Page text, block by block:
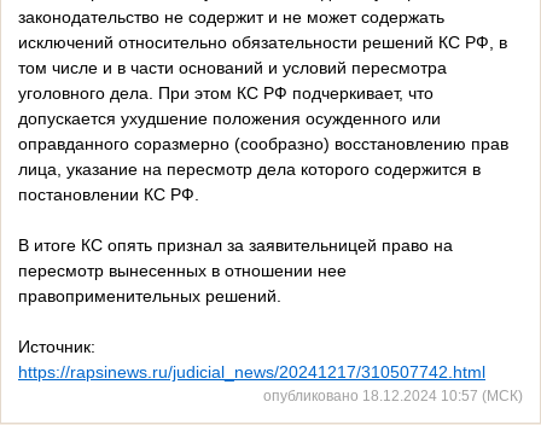
законодательство не содержит и не может содержать
исключений относительно обязательности решений КС РФ, в
том числе и в части оснований и условий пересмотра
уголовного дела. При этом КС РФ подчеркивает, что
допускается ухудшение положения осужденного или
оправданного соразмерно (сообразно) восстановлению прав
лица, указание на пересмотр дела которого содержится в
постановлении КС РФ.
В итоге КС опять признал за заявительницей право на
пересмотр вынесенных в отношении нее
правоприменительных решений.
Источник:
https://rapsinews.ru/judicial_news/20241217/310507742.html
опубликовано 18.12.2024 10:57 (МСК)